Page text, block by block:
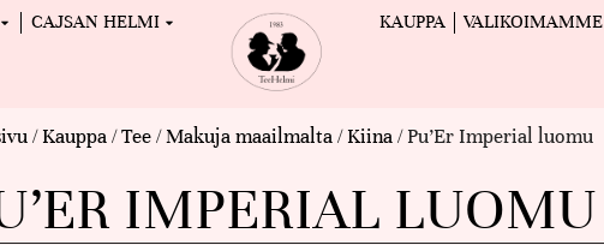
CAJSAN HELMI KAUPPA VALIKOIMAMME
/Kauppa/Tee/Makuja maailmalta/Kiina/ Pu’Er Imperial luomu
IMPERIAL LUOMU